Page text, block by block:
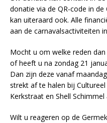
donatie via de QR-code in
kan uiteraard ook. Alle
aan de carnavalsactiviteiten
Mocht u om welke reden
of heeft u na zondag 21
Dan zijn deze vanaf
strekt af te halen bij
Kerkstraat en Shell
Wilt u reageren op de